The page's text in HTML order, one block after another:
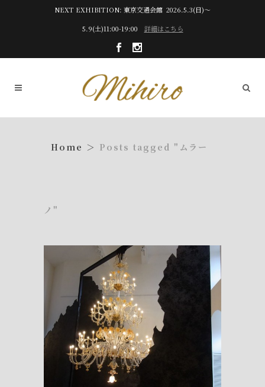
NEXT EXHIBITION: 東京交通会館 2026.5.3(日)～
5.9(土)11:00-19:00 詳細はこちら
Posts tagged "ムラー
ノ"